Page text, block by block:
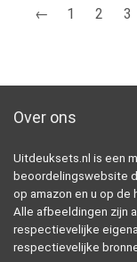
← 1 2 3
Over ons
Uitdeuksets.nl is een
beoordelingswebsite
op amazon en u op
Alle afbeeldingen zijn
respectievelijke
respectievelijke